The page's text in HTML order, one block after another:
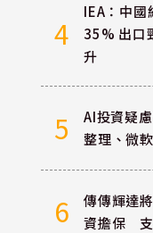
4
IEA：中
35% 出口
升
5
AI投資疑
整理、微
6
傳傳輝達
資擔保 支